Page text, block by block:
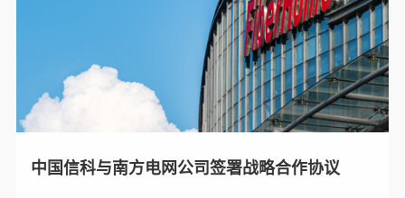
中国信科与南方电网公司签署战略合作协议